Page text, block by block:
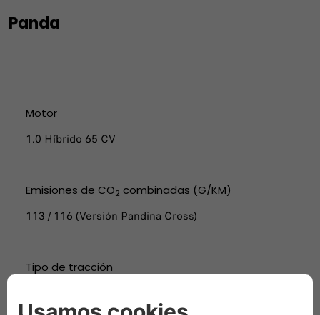
Panda
Motor
1.0 Híbrido 65 CV
Emisiones de CO2 combinadas (G/KM)
113 / 116 (Versión Pandina Cross)
Tipo de tracción